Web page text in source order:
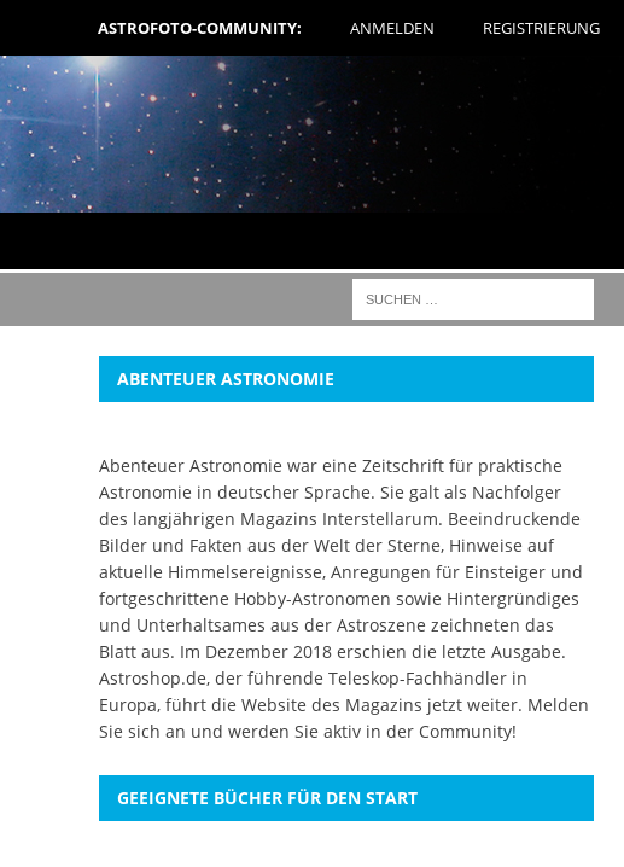
ASTROFOTO-COMMUNITY: ANMELDEN REGISTRIERUNG
ABENTEUER ASTRONOMIE
Abenteuer Astronomie war eine Zeitschrift für praktische
Astronomie in deutscher Sprache. Sie galt als Nachfolger
des langjährigen Magazins Interstellarum. Beeindruckende
Bilder und Fakten aus der Welt der Sterne, Hinweise auf
aktuelle Himmelsereignisse, Anregungen für Einsteiger und
fortgeschrittene Hobby-Astronomen sowie Hintergründiges
und Unterhaltsames aus der Astroszene zeichneten das
Blatt aus. Im Dezember 2018 erschien die letzte Ausgabe.
Astroshop.de, der führende Teleskop-Fachhändler in
Europa, führt die Website des Magazins jetzt weiter. Melden
Sie sich an und werden Sie aktiv in der Community!
GEEIGNETE BÜCHER FÜR DEN START